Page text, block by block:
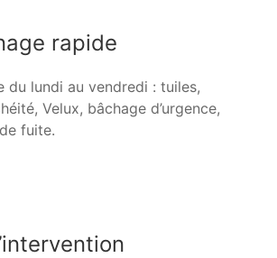
rapide
du lundi au vendredi : tuiles,
Velux, bâchage d’urgence,
fuite.